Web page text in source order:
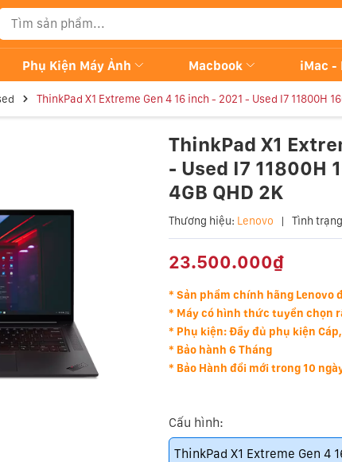
Phụ Kiện Máy Ảnh Macbook iMac -
ThinkPad X1 Extreme Gen 4 16 inch - 2021 - Used I7 11800H
ThinkPad X1
- Used I7 11800H
4GB QHD 2K
Thương hiệu: Lenovo | Tình
23.500.000₫
* Sản phẩm chính hãng Lenovo
* Máy có hình thức tuyển chọn
* Phụ kiện: Đầy đủ phụ kiện
* Bảo hành 6 Tháng
* Bảo Hành đổi mới trong 10
Cấu hình:
ThinkPad X1 Extreme Gen 4